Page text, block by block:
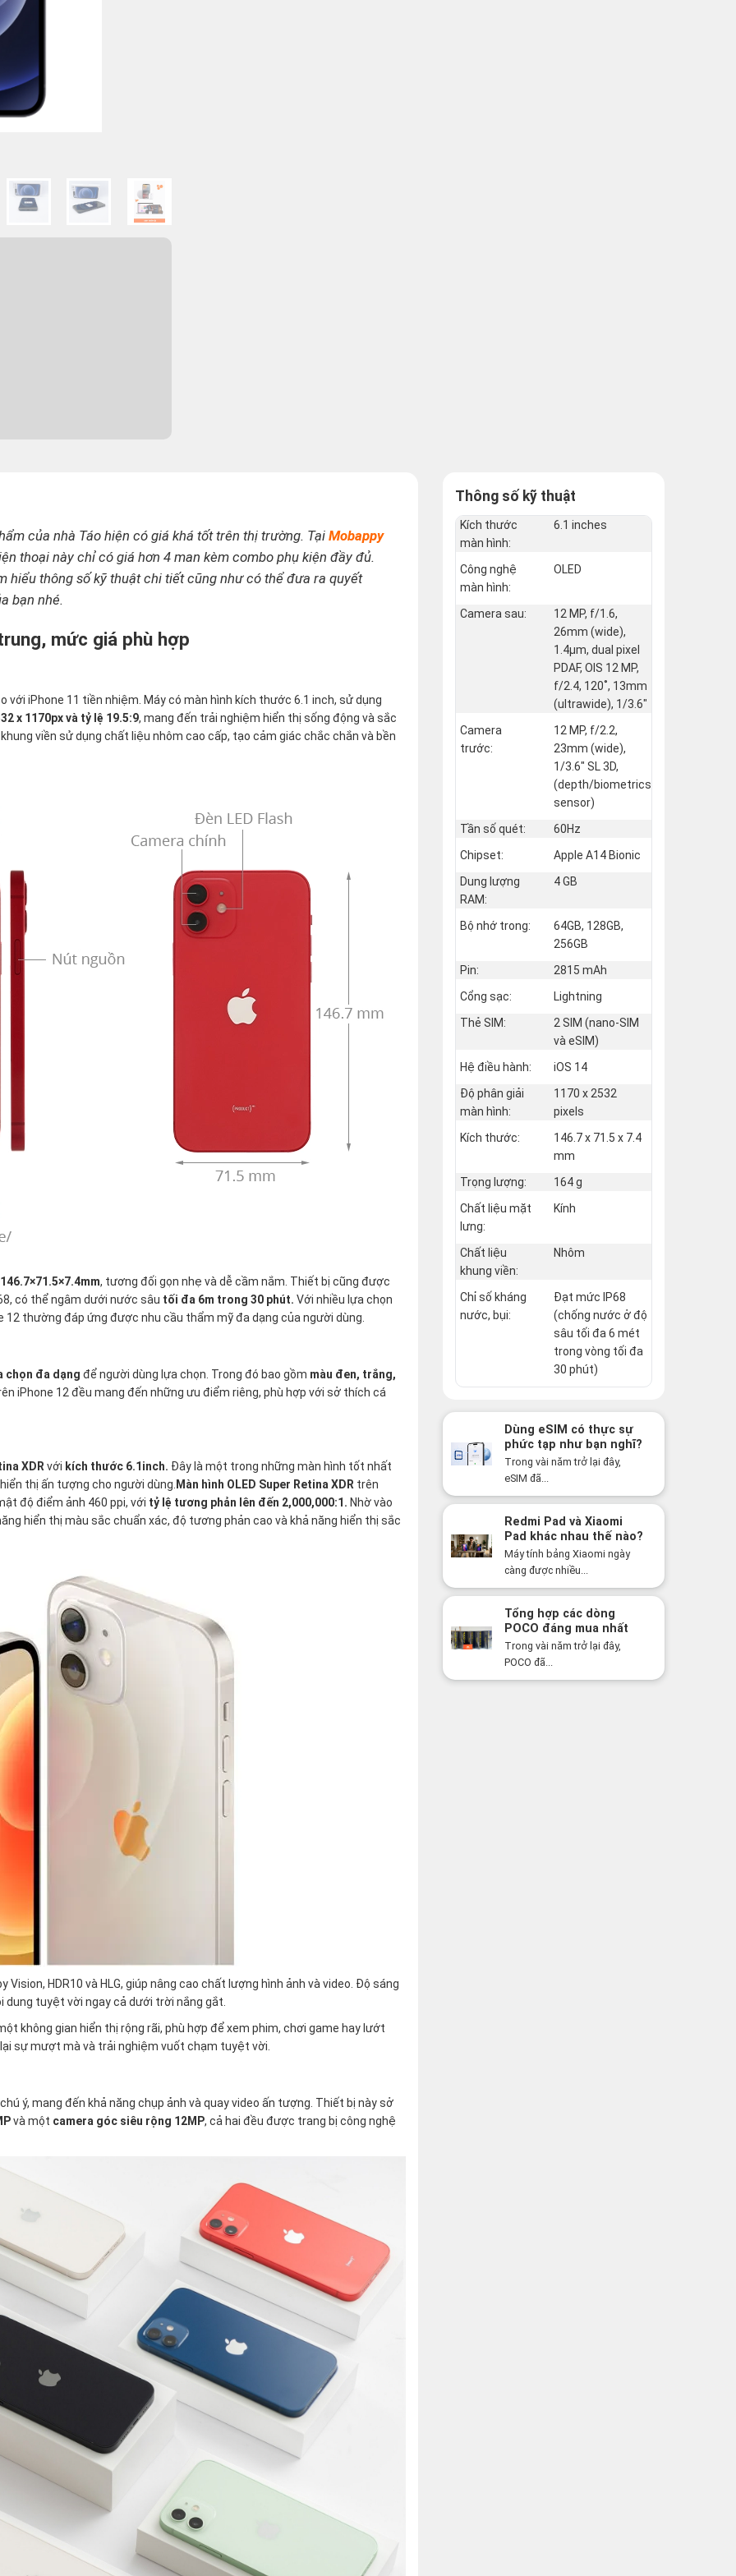
của nhà Táo hiện có giá khá tốt trên thị trường. TạiMobappy
thoại này chỉ có giá hơn 4 man kèm combo phụ kiện đầy đủ.
hiểu thông số kỹ thuật chi tiết cũng như có thể đưa ra quyết
bạn nhé.
mức giá phù hợp
iPhone 11 tiền nhiệm. Máy có màn hình kích thước 6.1 inch, sử dụng
x 1170px và tỷ lệ 19.5:9, mang đến trải nghiệm hiển thị sống động và sắc
viền sử dụng chất liệu nhôm cao cấp, tạo cảm giác chắc chắn và bền
146.7×71.5×7.4mm, tương đối gọn nhẹ và dễ cầm nắm. Thiết bị cũng được
có thể ngâm dưới nước sâu tối đa 6m trong 30 phút. Với nhiều lựa chọn
thường đáp ứng được nhu cầu thẩm mỹ đa dạng của người dùng.
chọn đa dạng để người dùng lựa chọn. Trong đó bao gồm màu đen, trắng,
iPhone 12 đều mang đến những ưu điểm riêng, phù hợp với sở thích cá
XDRvới kích thước 6.1inch. Đây là một trong những màn hình tốt nhất
thị ấn tượng cho người dùng. Màn hình OLED Super Retina XDR trên
độ điểm ảnh 460 ppi, với tỷ lệ tương phản lên đến 2,000,000:1. Nhờ vào
hiển thị màu sắc chuẩn xác, độ tương phản cao và khả năng hiển thị sắc
Vision, HDR10 và HLG, giúp nâng cao chất lượng hình ảnh và video. Độ sáng
dung tuyệt vời ngay cả dưới trời nắng gắt.
không gian hiển thị rộng rãi, phù hợp để xem phim, chơi game hay lướt
sự mượt mà và trải nghiệm vuốt chạm tuyệt vời.
ý, mang đến khả năng chụp ảnh và quay video ấn tượng. Thiết bị này sở
và một camera góc siêu rộng 12MP, cả hai đều được trang bị công nghệ
Thông số kỹ thuật
Kích thước
màn hình:
6.1 inches
Công nghệ
màn hình:
OLED
Camera sau:
12 MP, f/1.6,
26mm (wide),
1.4µm, dual pixel
PDAF, OIS 12 MP,
f/2.4, 120˚, 13mm
(ultrawide), 1/3.6"
Camera
trước:
12 MP, f/2.2,
23mm (wide),
1/3.6" SL 3D,
(depth/biometrics
sensor)
Tần số quét:
60Hz
Chipset:
Apple A14 Bionic
Dung lượng
RAM:
4 GB
Bộ nhớ trong:
64GB, 128GB,
256GB
Pin:
2815 mAh
Cổng sạc:
Lightning
Thẻ SIM:
2 SIM (nano‑SIM
và eSIM)
Hệ điều hành:
iOS 14
Độ phân giải
màn hình:
1170 x 2532
pixels
Kích thước:
146.7 x 71.5 x 7.4
mm
Trọng lượng:
164 g
Chất liệu mặt
lưng:
Kính
Chất liệu
khung viền:
Nhôm
Chỉ số kháng
nước, bụi:
Đạt mức IP68
(chống nước ở độ
sâu tối đa 6 mét
trong vòng tối đa
30 phút)
Dùng eSIM có thực sự
phức tạp như bạn nghĩ?
Sự thật có thể khiến
bạn bất ngờ!
Trong vài năm trở lại đây,
eSIM đã...
Redmi Pad và Xiaomi
Pad khác nhau thế nào?
Nên mua dòng nào năm
2026?
Máy tính bảng Xiaomi ngày
càng được nhiều...
Tổng hợp các dòng
POCO đáng mua nhất
năm 2026: Hiệu năng
mạnh, giá cực tốt
Trong vài năm trở lại đây,
POCO đã...